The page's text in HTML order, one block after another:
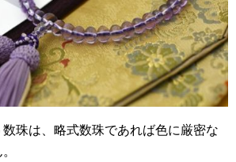
珠は、略式数珠であれば色に厳密な